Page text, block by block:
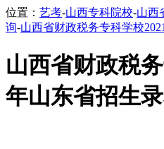
位置： 艺考-山西专科院校-山西
询-山西省财政税务专科学校
山西省财政税
年山东省招生